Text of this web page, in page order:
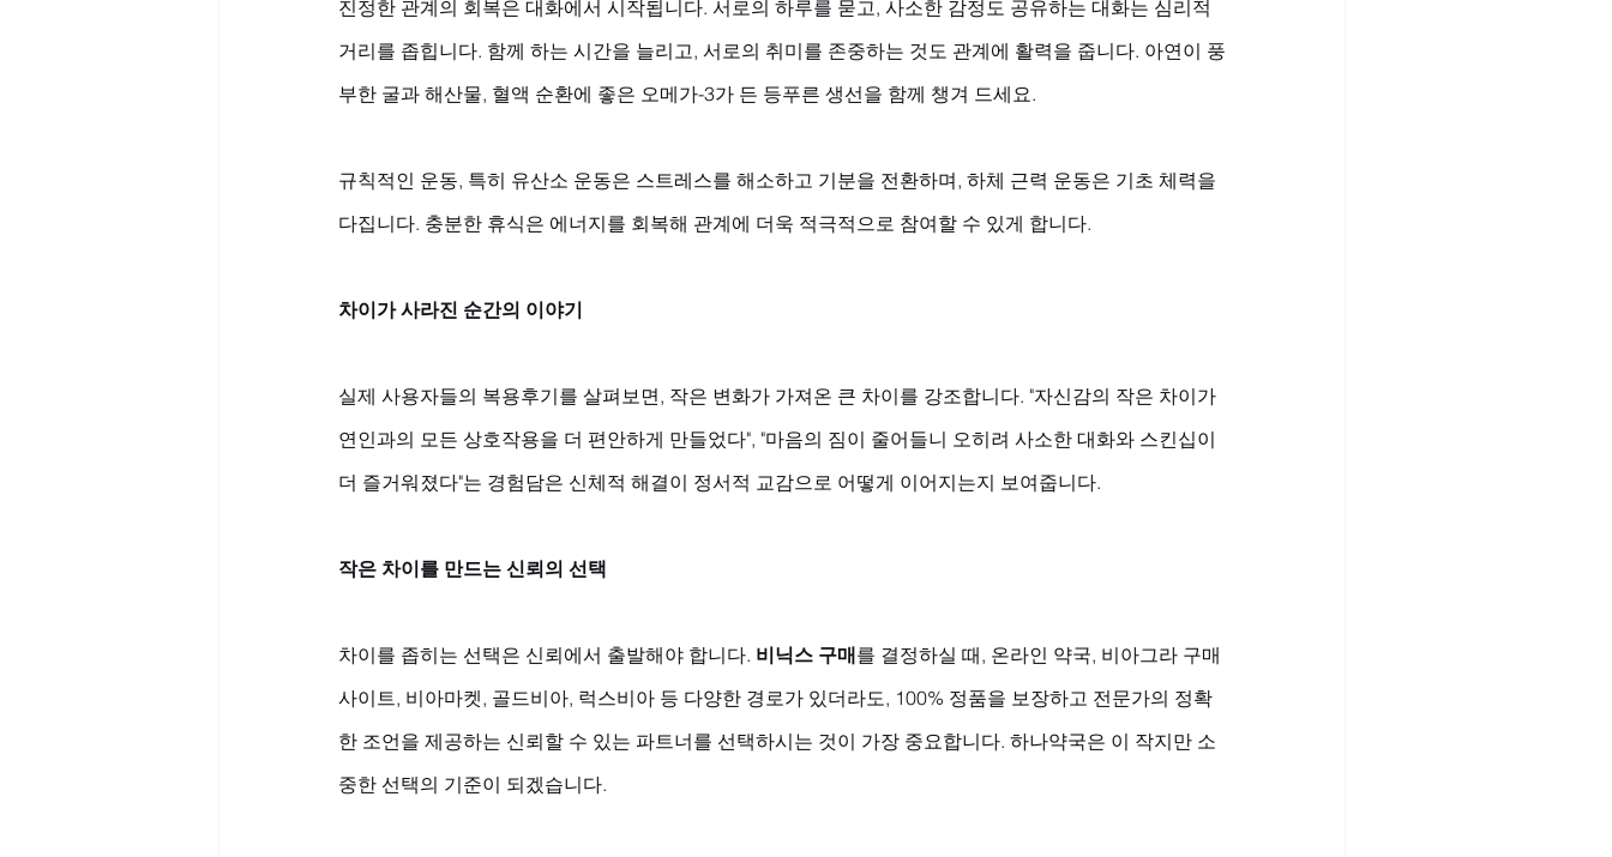
진정한 관계의 회복은 대화에서 시작됩니다. 서로의 하루를 묻고, 사소한 감정도 공유하는 대화는 심리적
거리를 좁힙니다. 함께 하는 시간을 늘리고, 서로의 취미를 존중하는 것도 관계에 활력을 줍니다. 아연이 풍
부한 굴과 해산물, 혈액 순환에 좋은 오메가-3가 든 등푸른 생선을 함께 챙겨 드세요.
규칙적인 운동, 특히 유산소 운동은 스트레스를 해소하고 기분을 전환하며, 하체 근력 운동은 기초 체력을
다집니다. 충분한 휴식은 에너지를 회복해 관계에 더욱 적극적으로 참여할 수 있게 합니다.
차이가 사라진 순간의 이야기
실제 사용자들의 복용후기를 살펴보면, 작은 변화가 가져온 큰 차이를 강조합니다. "자신감의 작은 차이가
연인과의 모든 상호작용을 더 편안하게 만들었다", "마음의 짐이 줄어들니 오히려 사소한 대화와 스킨십이
더 즐거워졌다"는 경험담은 신체적 해결이 정서적 교감으로 어떻게 이어지는지 보여줍니다.
작은 차이를 만드는 신뢰의 선택
차이를 좁히는 선택은 신뢰에서 출발해야 합니다. 비닉스 구매를 결정하실 때, 온라인 약국, 비아그라 구매
사이트, 비아마켓, 골드비아, 럭스비아 등 다양한 경로가 있더라도, 100% 정품을 보장하고 전문가의 정확
한 조언을 제공하는 신뢰할 수 있는 파트너를 선택하시는 것이 가장 중요합니다. 하나약국은 이 작지만 소
중한 선택의 기준이 되겠습니다.